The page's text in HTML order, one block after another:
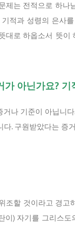
는 전적으로 하
적과 성령의 은사
로 하옵소서 뜻이
아닌가요?
나 기준이 아닙니
. 구원받았다는 증
할 것이라고 경
이) 자기를 그리스